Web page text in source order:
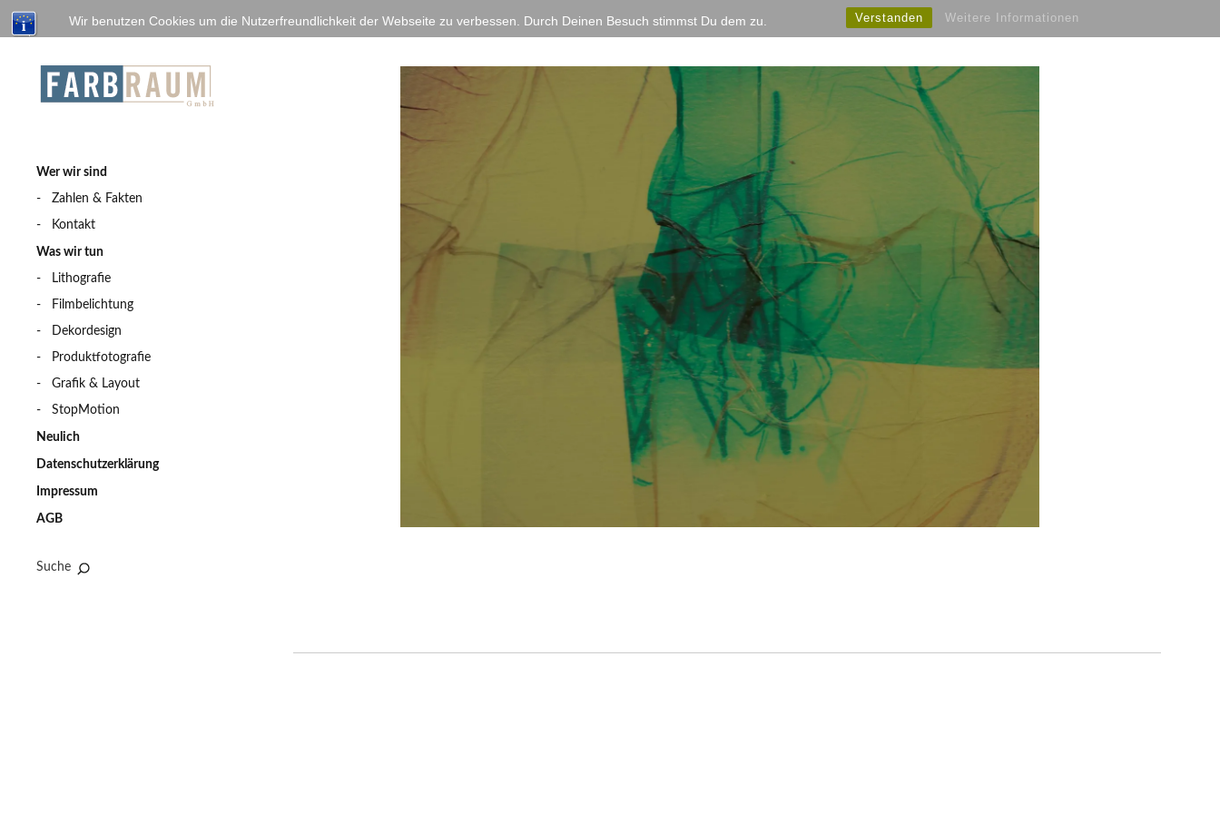
Wir benutzen Cookies um die Nutzerfreundlichkeit der Webseite zu verbessen. Durch Deinen Besuch stimmst Du dem zu. Verstanden Weitere Informationen
Wer wir sind
Zahlen & Fakten
Kontakt
Was wir tun
Lithografie
Filmbelichtung
Dekordesign
Produktfotografie
Grafik & Layout
StopMotion
Neulich
Datenschutzerklärung
Impressum
AGB
Suche